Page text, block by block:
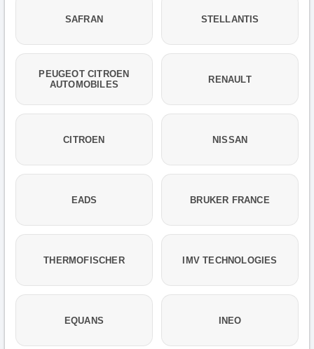
SAFRAN STELLANTIS
PEUGEOT CITROEN
AUTOMOBILES
RENAULT
CITROEN NISSAN
EADS BRUKER FRANCE
THERMOFISCHER IMV TECHNOLOGIES
EQUANS INEO